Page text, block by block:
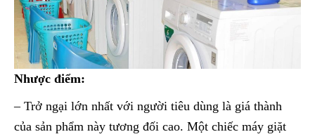
Nhược điểm:
– Trở ngại lớn nhất với người tiêu dùng là giá thành
của sản phẩm này tương đối cao. Một chiếc máy giặt